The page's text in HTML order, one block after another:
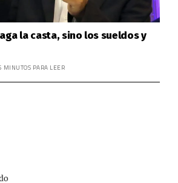
la casta, sino los sueldos y
MINUTOS PARA LEER